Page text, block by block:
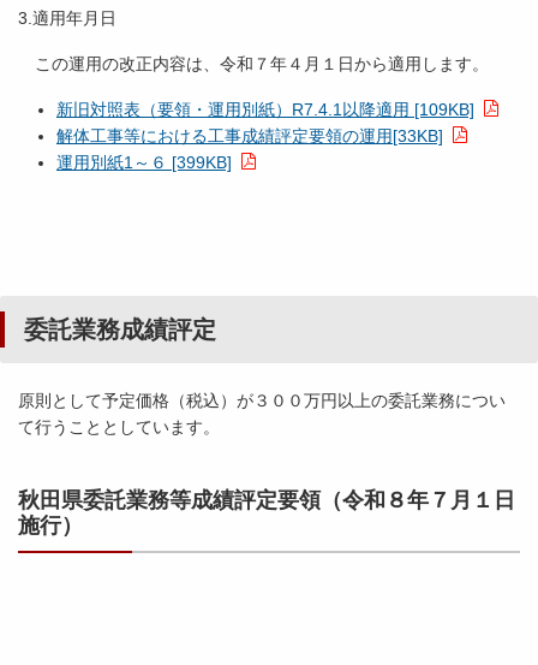
3.適用年月日
この運用の改正内容は、令和７年４月１日から適用します。
新旧対照表（要領・運用別紙）R7.4.1以降適用 [109KB]
解体工事等における工事成績評定要領の運用[33KB]
運用別紙1～６ [399KB]
委託業務成績評定
原則として予定価格（税込）が３００万円以上の委託業務につい
て行うこととしています。
秋田県委託業務等成績評定要領（令和８年７月１日
施行）